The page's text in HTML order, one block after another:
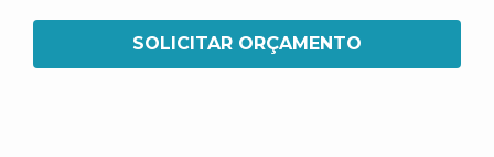
SOLICITAR ORÇAMENTO